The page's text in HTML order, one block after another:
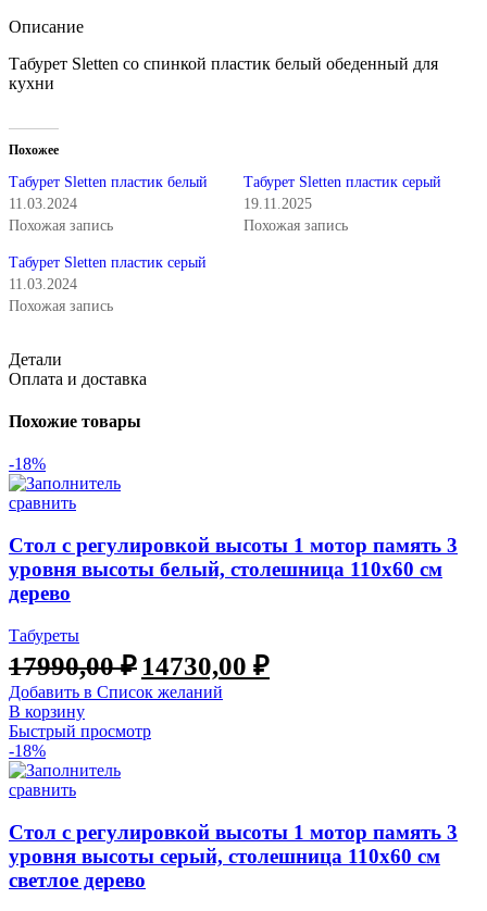
Описание
Табурет Sletten со спинкой пластик белый обеденный для
кухни
Похожее
Табурет Sletten пластик белый
11.03.2024
Похожая запись
Табурет Sletten пластик серый
19.11.2025
Похожая запись
Табурет Sletten пластик серый
11.03.2024
Похожая запись
Детали
Оплата и доставка
Похожие товары
-18%
сравнить
Стол с регулировкой высоты 1 мотор память 3
уровня высоты белый, столешница 110х60 см
дерево
Табуреты
17990,00₽ Первоначальная
цена
составляла
14730,00 ₽Текущая
цена:
Добавить в Список желаний
В корзину
Быстрый просмотр
-18%
сравнить
Стол с регулировкой высоты 1 мотор память 3
уровня высоты серый, столешница 110х60 см
светлое дерево